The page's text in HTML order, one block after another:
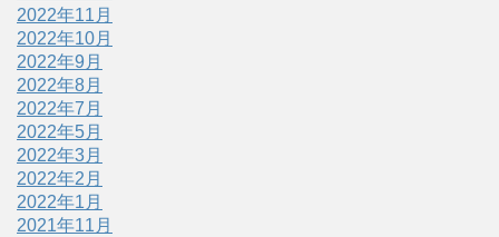
2022年11月
2022年10月
2022年9月
2022年8月
2022年7月
2022年5月
2022年3月
2022年2月
2022年1月
2021年11月